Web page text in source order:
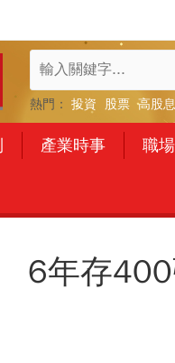
熱門： 投資 股票 高股息
產業時事 職
6年存